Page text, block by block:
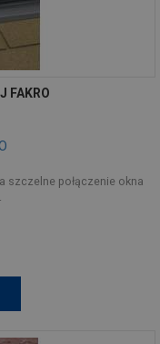
FAKRO
szczelne połączenie okna